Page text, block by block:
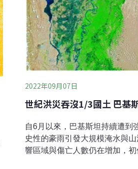
2022年09月07日
世紀洪災吞沒1/3國土 巴基
自6月以來，巴基斯坦持續遭到
史性的豪雨引發大規模淹水與
響區域與傷亡人數仍在增加，